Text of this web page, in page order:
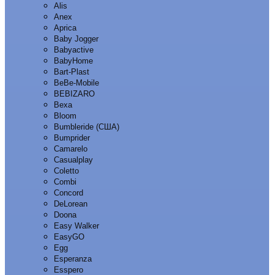
Alis
Anex
Aprica
Baby Jogger
Babyactive
BabyHome
Bart-Plast
BeBe-Mobile
BEBIZARO
Bexa
Bloom
Bumbleride (США)
Bumprider
Camarelo
Casualplay
Coletto
Combi
Concord
DeLorean
Doona
Easy Walker
EasyGO
Egg
Esperanza
Esspero